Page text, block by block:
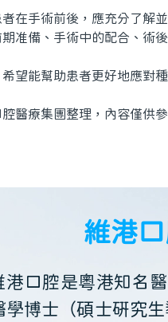
手術前後，應充分了解並
准備、手術中的配合、術
能幫助患者更好地應對種
療集團整理，內容僅供
維港
港口腔是粵港知名
學博士（碩士研究